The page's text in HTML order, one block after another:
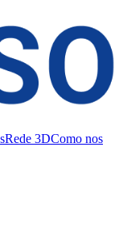
Rede 3DComo nos